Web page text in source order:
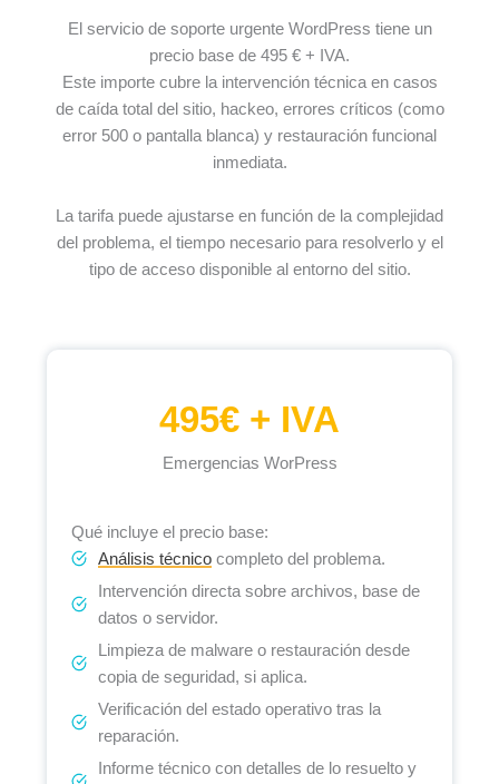
El servicio de soporte urgente WordPress tiene un
precio base de 495 € + IVA.
Este importe cubre la intervención técnica en casos
de caída total del sitio, hackeo, errores críticos (como
error 500 o pantalla blanca) y restauración funcional
inmediata.
La tarifa puede ajustarse en función de la complejidad
del problema, el tiempo necesario para resolverlo y el
tipo de acceso disponible al entorno del sitio.
495€ + IVA
Emergencias WorPress
Qué incluye el precio base:
Análisis técnico completo del problema.
Intervención directa sobre archivos, base de
datos o servidor.
Limpieza de malware o restauración desde
copia de seguridad, si aplica.
Verificación del estado operativo tras la
reparación.
Informe técnico con detalles de lo resuelto y